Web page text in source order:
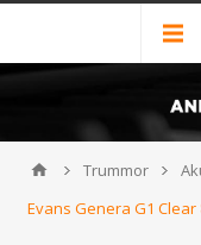
Trummor
Evans Genera G1 Clear